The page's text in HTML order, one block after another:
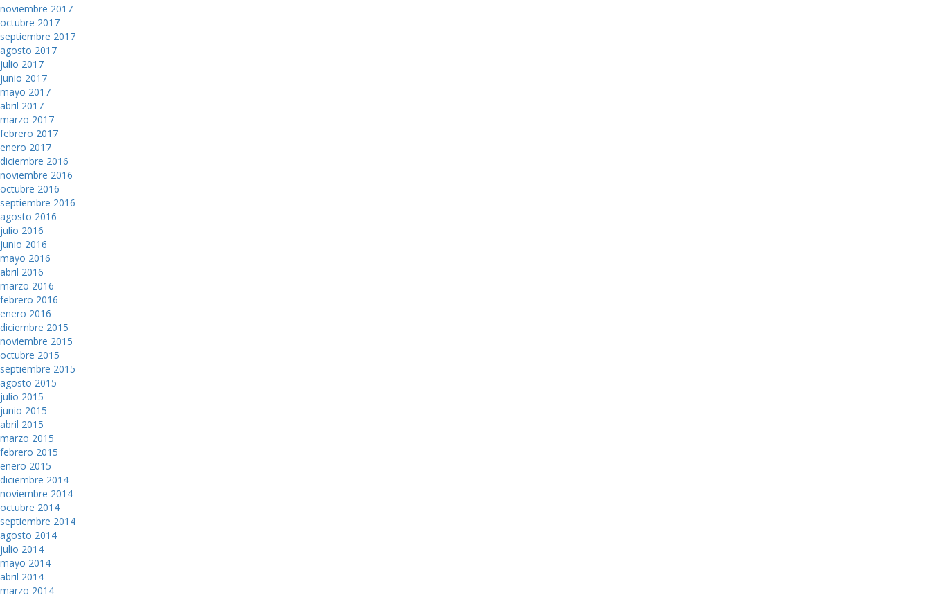
noviembre 2017
octubre 2017
septiembre 2017
agosto 2017
julio 2017
junio 2017
mayo 2017
abril 2017
marzo 2017
febrero 2017
enero 2017
diciembre 2016
noviembre 2016
octubre 2016
septiembre 2016
agosto 2016
julio 2016
junio 2016
mayo 2016
abril 2016
marzo 2016
febrero 2016
enero 2016
diciembre 2015
noviembre 2015
octubre 2015
septiembre 2015
agosto 2015
julio 2015
junio 2015
abril 2015
marzo 2015
febrero 2015
enero 2015
diciembre 2014
noviembre 2014
octubre 2014
septiembre 2014
agosto 2014
julio 2014
mayo 2014
abril 2014
marzo 2014